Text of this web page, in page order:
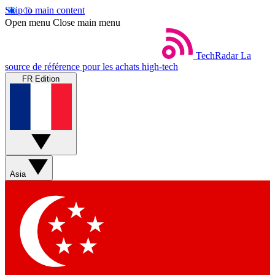
Skip to main content
Open menu Close main menu
TechRadar La
source de référence pour les achats high-tech
FR Edition
Asia